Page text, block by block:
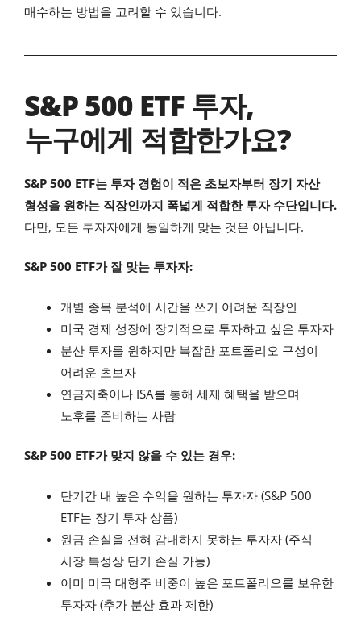
매수하는 방법을 고려할 수 있습니다.
S&P 500 ETF 투자,
누구에게 적합한가요?
S&P 500 ETF는 투자 경험이 적은 초보자부터 장기 자산
형성을 원하는 직장인까지 폭넓게 적합한 투자 수단입니다.
다만, 모든 투자자에게 동일하게 맞는 것은 아닙니다.
S&P 500 ETF가 잘 맞는 투자자:
개별 종목 분석에 시간을 쓰기 어려운 직장인
미국 경제 성장에 장기적으로 투자하고 싶은 투자자
분산 투자를 원하지만 복잡한 포트폴리오 구성이
어려운 초보자
연금저축이나 ISA를 통해 세제 혜택을 받으며
노후를 준비하는 사람
S&P 500 ETF가 맞지 않을 수 있는 경우:
단기간 내 높은 수익을 원하는 투자자 (S&P 500
ETF는 장기 투자 상품)
원금 손실을 전혀 감내하지 못하는 투자자 (주식
시장 특성상 단기 손실 가능)
이미 미국 대형주 비중이 높은 포트폴리오를 보유한
투자자 (추가 분산 효과 제한)